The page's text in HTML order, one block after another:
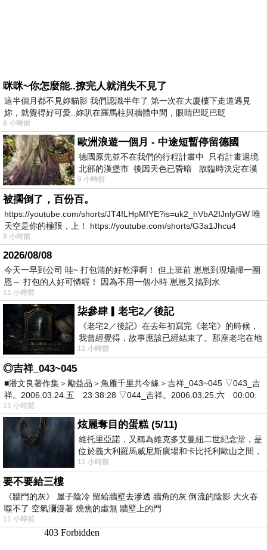
咪咪~你怎麼能..撩完人就消失不見了
這半個月都不見妳貓影 我們認識半年了 第一次在大廈樓下走道遇見
妳，就覺得好可愛..妳趴在羅馬柱與牆體中間，眼睛巴眨巴眨
8 小時前
歐洲浪遊一個月 - 中途短暫停留德國
德國原先並不在我們的行程計畫中 只有計畫過境
北部的漢堡市 後因天色已昏暗 故臨時決定在漢
堡市吃晚餐和過夜
9 小時前
被擱倒了，百份百。
https://youtube.com/shorts/JT4fLHpMfYE?is=uk2_hVbA2IJnlyGW 唯
天空是你的極限，上！ https://youtube.com/shorts/G3a1Jhcu4
9 小時前
2026/08/08
今天一早到公司 哇~ 打包清的好乾淨啊！ 但上班前 崽崽到現場掃一圈
恩～ 打包的人好可憐喔！ 因為不用一個小時 崽崽又搞到水
11 小時前
柒參肆▎老宅2／後記
《老宅2／後記》在去年初寫完《老宅》的時候，
我曾經覺得，故事應該已經結束了。那座老宅在地
震中倒塌，七個人終於離開那片黑暗，
11 小時前
◎吉祥_043~045
■潘文良著作集＞勵益品＞魚雁千里共今緣＞吉祥_043~045 ▽043_吉
祥。2006.03.24.五 23:38:28 ▽044_吉祥。2006.03.25.六 00:00:
11 小時前
炫麗奪目的蛋糕 (5/11)
維托里亞諾，又稱為維克多艾曼紐二世紀念堂，是
位於義大利羅馬威尼斯廣場和卡比托利歐山之間，
用以紀念統一義大利統一後的的第一位國
11 小時前
要不要給三樓
《牆門的灰》 屋子陰冷 留給牆壁去滲透 牆角的灰 倒流的陰影 大火吞
噬不了 空氣瀰漫著 燒焦的虛無 牆壁上的門
11 小時前